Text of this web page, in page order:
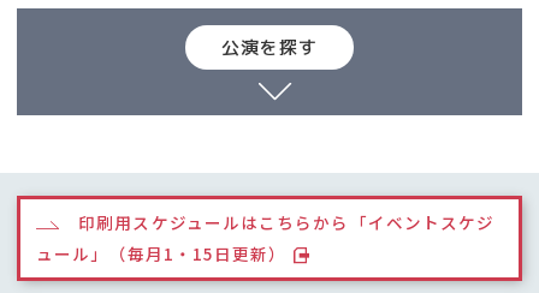
公演を探す
印刷用スケジュールはこちらから「イベントスケジ
ュール」（毎月1・15日更新）